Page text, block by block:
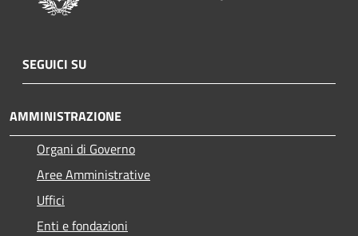
SEGUICI SU
AMMINISTRAZIONE
Organi di Governo
Aree Amministrative
Uffici
Enti e fondazioni